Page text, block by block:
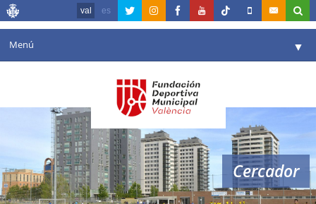
val es
Menú ▼
Agenda
Instal·lacions
Comunicació ▼
Cercador